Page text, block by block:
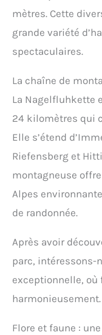
mètres. Cette
grande variété
spectaculaires.
La chaîne de
La Nagelfluhkette
24 kilomètres qui
Elle s’étend
Riefensberg et
montagneuse
Alpes
de randonnée.
Après avoir
parc, intéressons-
exceptionnelle,
harmonieusement.
Flore et faune :